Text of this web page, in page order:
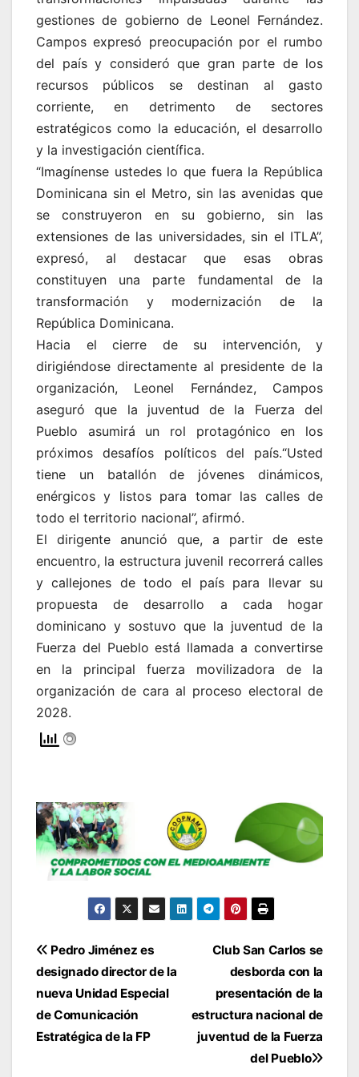
gestiones de gobierno de Leonel Fernández.
Campos expresó preocupación por el rumbo
del país y consideró que gran parte de los
recursos públicos se destinan al gasto
corriente, en detrimento de sectores
estratégicos como la educación, el desarrollo
y la investigación científica.
“Imagínense ustedes lo que fuera la República
Dominicana sin el Metro, sin las avenidas que
se construyeron en su gobierno, sin las
extensiones de las universidades, sin el ITLA”,
expresó, al destacar que esas obras
constituyen una parte fundamental de la
transformación y modernización de la
República Dominicana.
Hacia el cierre de su intervención, y
dirigiéndose directamente al presidente de la
organización, Leonel Fernández, Campos
aseguró que la juventud de la Fuerza del
Pueblo asumirá un rol protagónico en los
próximos desafíos políticos del país.“Usted
tiene un batallón de jóvenes dinámicos,
enérgicos y listos para tomar las calles de
todo el territorio nacional”, afirmó.
El dirigente anunció que, a partir de este
encuentro, la estructura juvenil recorrerá calles
y callejones de todo el país para llevar su
propuesta de desarrollo a cada hogar
dominicano y sostuvo que la juventud de la
Fuerza del Pueblo está llamada a convertirse
en la principal fuerza movilizadora de la
organización de cara al proceso electoral de
2028.
Navegación
de
entradas
Club San Carlos se
desborda con la
presentación de la
estructura nacional de
juventud de la Fuerza
del Pueblo
Pedro Jiménez es
designado director de la
nueva Unidad Especial
de Comunicación
Estratégica de la FP